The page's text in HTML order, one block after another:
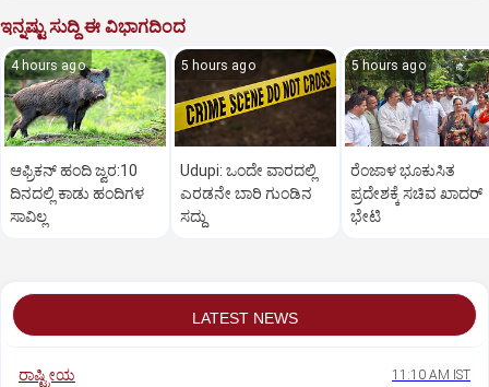
ಇನ್ನಷ್ಟು ಸುದ್ದಿ ಈ ವಿಭಾಗದಿಂದ
4 hours ago
ಆಫ್ರಿಕನ್‌ ಹಂದಿ ಜ್ವರ:10
ದಿನದಲ್ಲಿ ಕಾಡು ಹಂದಿಗಳ
ಸಾವಿಲ್ಲ
5 hours ago
Udupi: ಒಂದೇ ವಾರದಲ್ಲಿ
ಎರಡನೇ ಬಾರಿ ಗುಂಡಿನ
ಸದ್ದು
5 hours ago
ರೆಂಜಾಳ ಭೂಕುಸಿತ
ಪ್ರದೇಶಕ್ಕೆ ಸಚಿವ ಖಾದರ್‌
ಭೇಟಿ
LATEST NEWS
ರಾಷ್ಟ್ರೀಯ 11:10 AM IST